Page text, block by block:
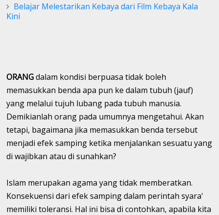
Belajar Melestarikan Kebaya dari Film Kebaya Kala
Kini
ORANGdalam kondisi berpuasa tidak boleh
memasukkan benda apa pun ke dalam tubuh (jauf)
yang melalui tujuh lubang pada tubuh manusia.
Demikianlah orang pada umumnya mengetahui. Akan
tetapi, bagaimana jika memasukkan benda tersebut
menjadi efek samping ketika menjalankan sesuatu yang
di wajibkan atau di sunahkan?
Islam merupakan agama yang tidak memberatkan.
Konsekuensi dari efek samping dalam perintah syara'
memiliki toleransi. Hal ini bisa di contohkan, apabila kita